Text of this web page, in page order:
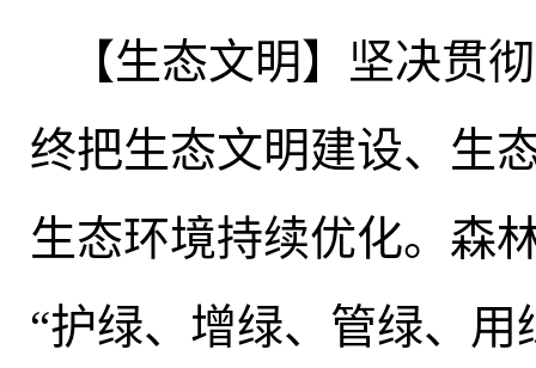
【生态文明】坚决贯
终把生态文明建设、生
生态环境持续优化。 森
“护绿、增绿、管绿、用